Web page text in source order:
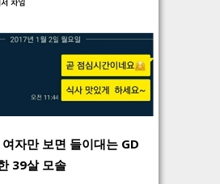
자만 보면 들이대는 GD
39살 모솔